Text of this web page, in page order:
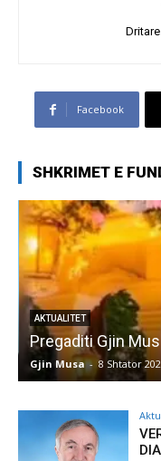
Facebook
SHKRIMET E
AKTUALITET
Pregaditi Gjin
Gjin Musa - 8 Shtator